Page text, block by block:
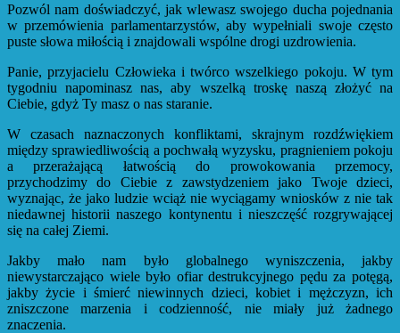
Pozwól nam doświadczyć, jak wlewasz swojego ducha pojednania
w przemówienia parlamentarzystów, aby wypełniali swoje często
puste słowa miłością i znajdowali wspólne drogi uzdrowienia.
Panie, przyjacielu Człowieka i twórco wszelkiego pokoju. W tym
tygodniu napominasz nas, aby wszelką troskę naszą złożyć na
Ciebie, gdyż Ty masz o nas staranie.
W czasach naznaczonych konfliktami, skrajnym rozdźwiękiem
między sprawiedliwością a pochwałą wyzysku, pragnieniem pokoju
a przerażającą łatwością do prowokowania przemocy,
przychodzimy do Ciebie z zawstydzeniem jako Twoje dzieci,
wyznając, że jako ludzie wciąż nie wyciągamy wniosków z nie tak
niedawnej historii naszego kontynentu i nieszczęść rozgrywającej
się na całej Ziemi.
Jakby mało nam było globalnego wyniszczenia, jakby
niewystarczająco wiele było ofiar destrukcyjnego pędu za potęgą,
jakby życie i śmierć niewinnych dzieci, kobiet i mężczyzn, ich
zniszczone marzenia i codzienność, nie miały już żadnego
znaczenia.